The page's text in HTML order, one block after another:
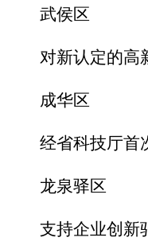
武侯区
对新认定的高
成华区
经省科技厅首次
龙泉驿区
支持企业创新驱